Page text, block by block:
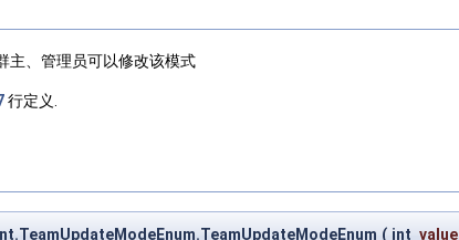
主、管理员可以修改该模式
行定义.
( int value